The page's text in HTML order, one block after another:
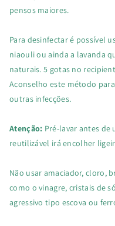
pensos maiores.
Para desinfectar é possível
niaouli ou ainda a lavanda
naturais. 5 gotas no
Aconselho este método
outras infecções.
Atenção: Pré-lavar antes de
reutilizável irá encolher
Não usar amaciador, cloro,
como o vinagre, cristais de
agressivo tipo escova ou